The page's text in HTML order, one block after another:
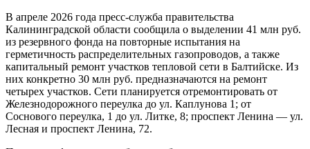
В апреле 2026 года пресс-служба правительства
Калининградской области сообщила о выделении 41 млн руб.
из резервного фонда на повторные испытания на
герметичность распределительных газопроводов, а также
капитальный ремонт участков тепловой сети в Балтийске. Из
них конкретно 30 млн руб. предназначаются на ремонт
четырех участков. Сети планируется отремонтировать от
Железнодорожного переулка до ул. Каплунова 1; от
Соснового переулка, 1 до ул. Литке, 8; проспект Ленина — ул.
Лесная и проспект Ленина, 72.